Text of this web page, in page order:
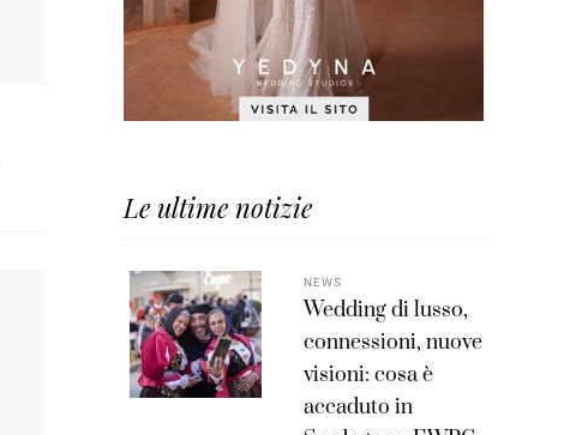
Le ultime notizie
NEWS
Wedding di lusso,
connessioni, nuove
visioni: cosa è
accaduto in